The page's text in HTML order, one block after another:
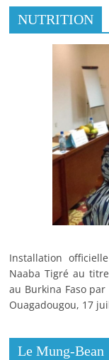
NUTRITION
Installation
Naaba Tigré au
au Burkina Faso
Ouagadougou, 17
Le Mung-Bean